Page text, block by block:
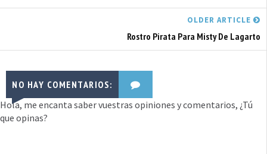
OLDER ARTICLE
Rostro Pirata Para Misty De Lagarto
NO HAY COMENTARIOS:
Hola, me encanta saber vuestras opiniones y comentarios, ¿Tú
que opinas?